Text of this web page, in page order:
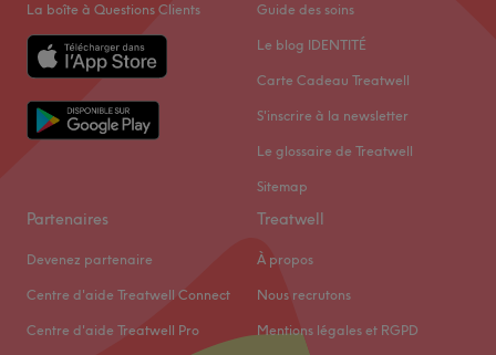
La boîte à Questions Clients Guide des soins
Le blog IDENTITÉ
Carte Cadeau Treatwell
S'inscrire à la newsletter
Le glossaire de Treatwell
Sitemap
Partenaires
Devenez partenaire
Centre d'aide Treatwell Connect
Centre d'aide Treatwell Pro
Treatwell
À propos
Nous recrutons
Mentions légales et RGPD